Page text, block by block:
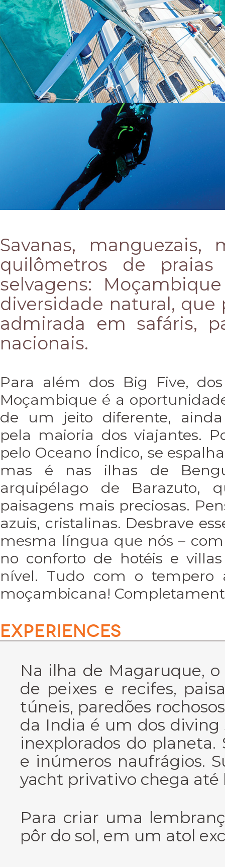
Savanas,
quilômetros de
selvagens:
diversidade natural, que
admirada em safáris,
nacionais.
Para além dos Big Five,
Moçambique é a
de um jeito diferente, ainda
pela maioria dos viajantes.
pelo Oceano Índico, se
mas é nas ilhas de
arquipélago de Barazuto,
paisagens mais preciosas.
azuis, cristalinas. Desbrave
mesma língua que nós –
no conforto de hotéis e
nível. Tudo com o tempero
moçambicana!
EXPERIENCES
Na ilha de Magaruque,
de peixes e recifes,
túneis, paredões
da India é um dos diving
inexplorados do
e inúmeros naufrágios.
yacht privativo chega até
Para criar uma
pôr do sol, em um atol